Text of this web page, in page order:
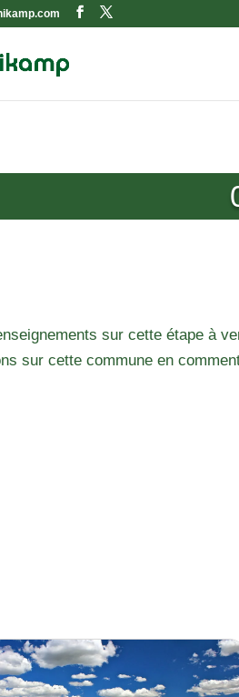
sur cette étape à
sur cette commune en